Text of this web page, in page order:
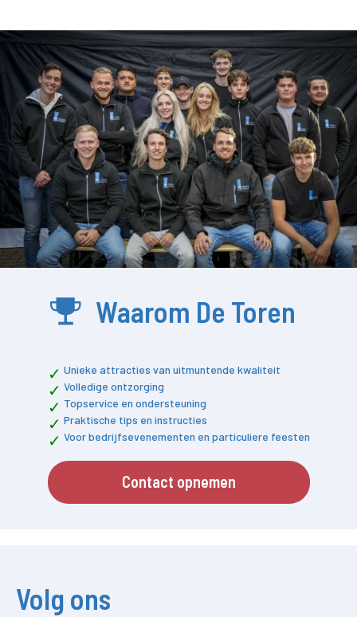
Waarom De Toren
Unieke attracties van uitmuntende kwaliteit
Volledige ontzorging
Topservice en ondersteuning
Praktische tips en instructies
Voor bedrijfsevenementen en particuliere feesten
Contact opnemen
Volg ons